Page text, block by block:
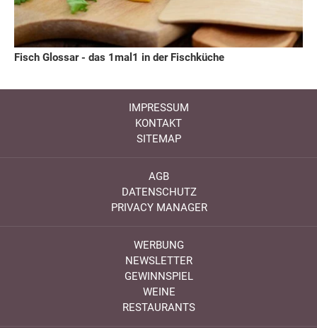
Fisch Glossar - das 1mal1 in der Fischküche
IMPRESSUM
KONTAKT
SITEMAP
AGB
DATENSCHUTZ
PRIVACY MANAGER
WERBUNG
NEWSLETTER
GEWINNSPIEL
WEINE
RESTAURANTS